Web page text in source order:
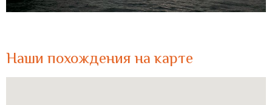
Наши похождения на карте